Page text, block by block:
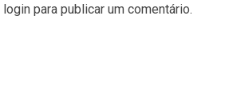
login para publicar um comentário.